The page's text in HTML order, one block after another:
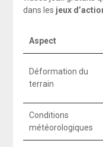
dans les jeux
Aspect
Déformation du
terrain
Conditions
météorologiques